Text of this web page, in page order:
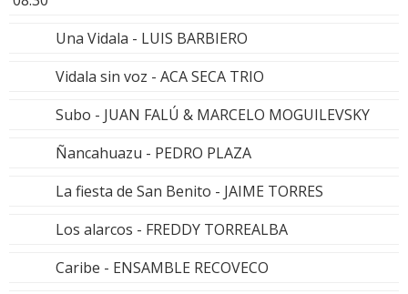
Una Vidala - LUIS BARBIERO
Vidala sin voz - ACA SECA TRIO
Subo - JUAN FALÚ & MARCELO MOGUILEVSKY
Ñancahuazu - PEDRO PLAZA
La fiesta de San Benito - JAIME TORRES
Los alarcos - FREDDY TORREALBA
Caribe - ENSAMBLE RECOVECO